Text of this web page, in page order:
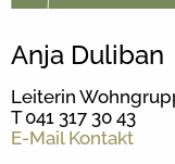
Anja Duliban
Leiterin
T 041 317 30 43
E-Mail Kontakt